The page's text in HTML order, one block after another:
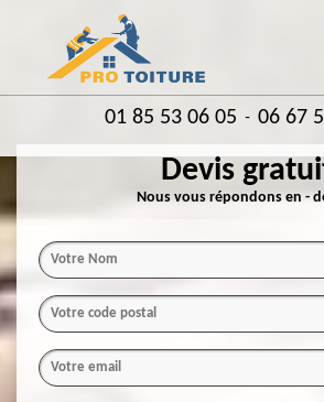
01 85 53 06 05 - 06 67
Devis
Nous vous répondons en -